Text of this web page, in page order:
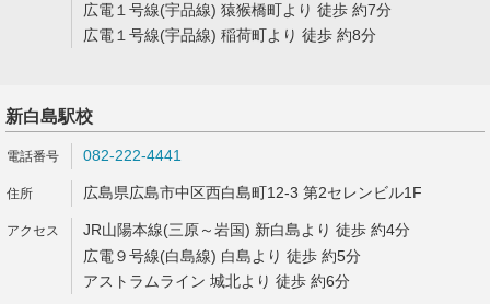
広電１号線(宇品線) 猿猴橋町より 徒歩 約7分
広電１号線(宇品線) 稲荷町より 徒歩 約8分
新白島駅校
082-222-4441
広島県広島市中区西白島町12-3 第2セレンビル1F
JR山陽本線(三原～岩国) 新白島より 徒歩 約4分
広電９号線(白島線) 白島より 徒歩 約5分
アストラムライン 城北より 徒歩 約6分